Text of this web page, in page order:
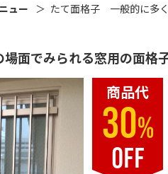
ュー たて面格子 一般的に多
面でみられる窓用の面格
商品代
30%
OFF